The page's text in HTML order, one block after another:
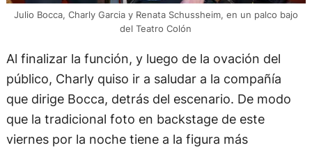
Julio Bocca, Charly Garcia y Renata Schussheim, en un palco bajo
del Teatro Colón
Al finalizar la función, y luego de la ovación del
público, Charly quiso ir a saludar a la compañía
que dirige Bocca, detrás del escenario. De modo
que la tradicional foto en backstage de este
viernes por la noche tiene a la figura más